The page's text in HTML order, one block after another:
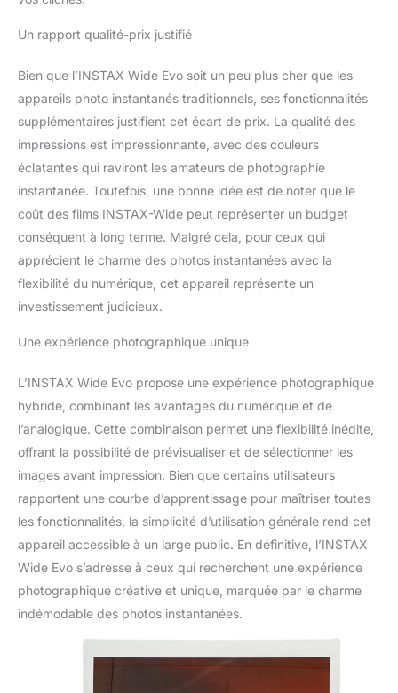
Un rapport qualité-prix justifié
Bien que l’INSTAX Wide Evo soit un peu plus cher que les
appareils photo instantanés traditionnels, ses fonctionnalités
supplémentaires justifient cet écart de prix. La qualité des
impressions est impressionnante, avec des couleurs
éclatantes qui raviront les amateurs de photographie
instantanée. Toutefois, une bonne idée est de noter que le
coût des films INSTAX-Wide peut représenter un budget
conséquent à long terme. Malgré cela, pour ceux qui
apprécient le charme des photos instantanées avec la
flexibilité du numérique, cet appareil représente un
investissement judicieux.
Une expérience photographique unique
L’INSTAX Wide Evo propose une expérience photographique
hybride, combinant les avantages du numérique et de
l’analogique. Cette combinaison permet une flexibilité inédite,
offrant la possibilité de prévisualiser et de sélectionner les
images avant impression. Bien que certains utilisateurs
rapportent une courbe d’apprentissage pour maîtriser toutes
les fonctionnalités, la simplicité d’utilisation générale rend cet
appareil accessible à un large public. En définitive, l’INSTAX
Wide Evo s’adresse à ceux qui recherchent une expérience
photographique créative et unique, marquée par le charme
indémodable des photos instantanées.